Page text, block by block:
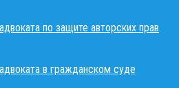
по защите авторских прав
в гражданском суде